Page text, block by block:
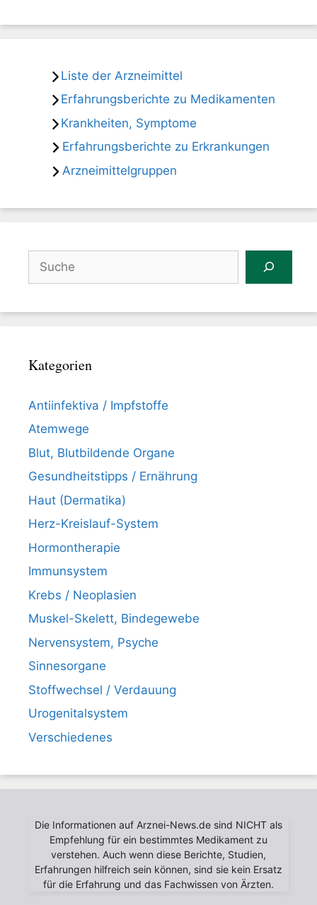
Liste der Arzneimittel
Erfahrungsberichte zu Medikamenten
Krankheiten, Symptome
Erfahrungsberichte zu Erkrankungen
Arzneimittelgruppen
Kategorien
Antiinfektiva / Impfstoffe
Atemwege
Blut, Blutbildende Organe
Gesundheitstipps / Ernährung
Haut (Dermatika)
Herz-Kreislauf-System
Hormontherapie
Immunsystem
Krebs / Neoplasien
Muskel-Skelett, Bindegewebe
Nervensystem, Psyche
Sinnesorgane
Stoffwechsel / Verdauung
Urogenitalsystem
Verschiedenes
Die Informationen auf Arznei-News.de sind NICHT als
Empfehlung für ein bestimmtes Medikament zu
verstehen. Auch wenn diese Berichte, Studien,
Erfahrungen hilfreich sein können, sind sie kein Ersatz
für die Erfahrung und das Fachwissen von Ärzten.